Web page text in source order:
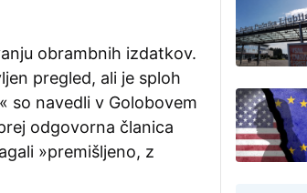
obrambnih izdatkov.
pregled, ali je sploh
so navedli v Golobovem
odgovorna članica
»premišljeno, z